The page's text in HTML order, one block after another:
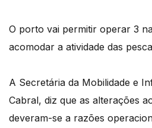
O porto vai permitir operar 3
acomodar a atividade das
A Secretária da Mobilidade e
Cabral, diz que as alterações
deveram-se a razões